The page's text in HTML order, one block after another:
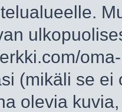
(mikäli se
olevia